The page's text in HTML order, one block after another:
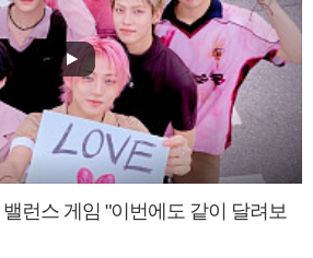
런스 게임 "이번에도 같이 달려보